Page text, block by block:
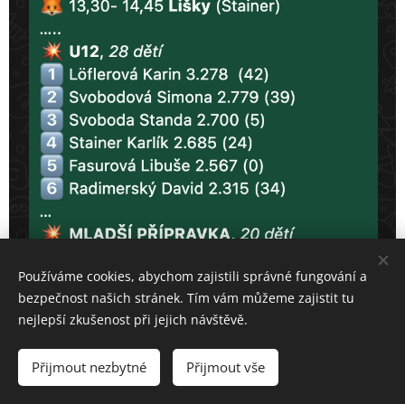
Používáme cookies, abychom zajistili správné fungování a
bezpečnost našich stránek. Tím vám můžeme zajistit tu
nejlepší zkušenost při jejich návštěvě.
Přijmout nezbytné Přijmout vše